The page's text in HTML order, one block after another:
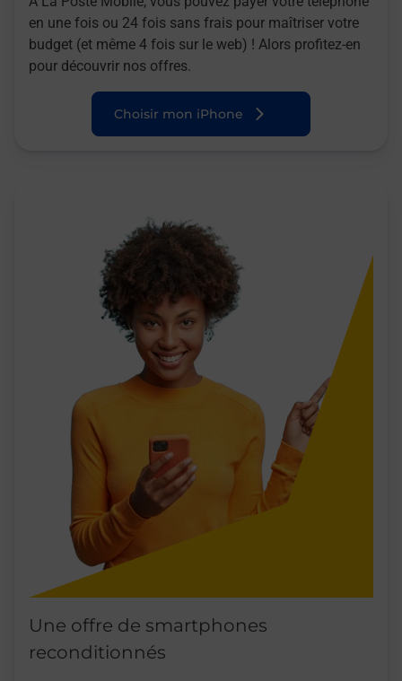
en une fois ou 24 fois sans frais pour maîtriser votre
budget (et même 4 fois sur le web) ! Alors profitez-en
pour découvrir nos offres.
Choisir mon iPhone
Une offre de smartphones
reconditionnés